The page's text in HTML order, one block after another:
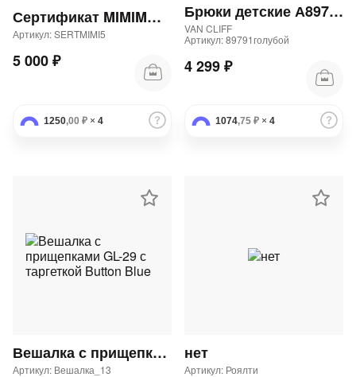
Сертификат MIMIMODA 5000 р.
Артикул: SERTMIMI5
5 000 ₽
1250,00 ₽ × 4
Брюки детские А89791 "Аларо блю юниор" 82Бр
VAN CLIFF
Артикул: 89791голубой
4 299 ₽
1074,75 ₽ × 4
Вешалка с прищепками GL-29 с таргеткой Button Blue
Артикул: Вешалка_13
нет
Артикул: Роялти